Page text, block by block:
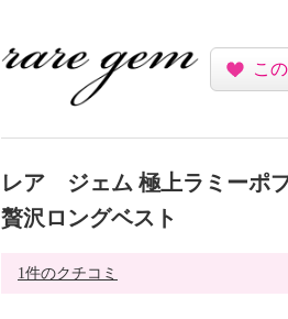
こ
レア ジェム 極上ラミーポ
贅沢ロングベスト
1件のクチコミ